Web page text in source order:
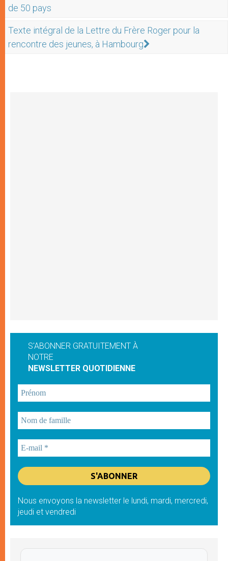
de 50 pays
Texte intégral de la Lettre du Frère Roger pour la
rencontre des jeunes, à Hambourg
S'ABONNER GRATUITEMENT À
NOTRE
NEWSLETTER QUOTIDIENNE
Nous envoyons la newsletter le lundi, mardi, mercredi,
jeudi et vendredi